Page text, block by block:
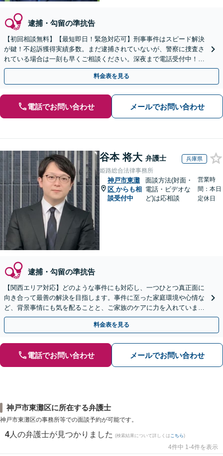
逮捕・勾留の準抗告
【初回相談無料】【最短即日！緊急対応可】刑事事件はスピード解決
が鍵！不起訴獲得実績多数。まだ逮捕されていないが、警察に捜査さ
れている場合は一刻も早くご相談ください。深夜まで電話受付中！痴
漢／盗撮／のぞき／その他性犯罪など
料金表を見る
電話でお問い合わせ メールでお問い合わせ
谷本 将大 弁護士 兵庫県
姫路総合法律事務所
神戸市東灘
区 からも相
談受付中
面談方法(対面・
電話・ビデオな
ど)は応相談
営業時
間：本日
定休日
逮捕・勾留の準抗告
【関西エリア対応】どのような事件にも対応し、一つひとつ真正面に
向き合って最善の解決を目指します。事件に至った家庭環境や心情な
ど、背景事情にも気を配ることと、ご家族のケアに力を入れていま
す。おひとりで悩まず、すぐにご相談ください。
料金表を見る
電話でお問い合わせ メールでお問い合わせ
神戸市東灘区に所在する弁護士
神戸市東灘区の事務所等での面談予約が可能です。
4 人の弁護士が見つかりました (検索結果について詳しくは こちら)
4件中 1-4件を表示